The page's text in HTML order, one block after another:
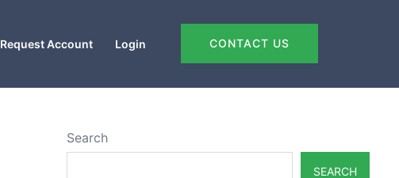
Request Account Login CONTACT US
Search
SEARCH